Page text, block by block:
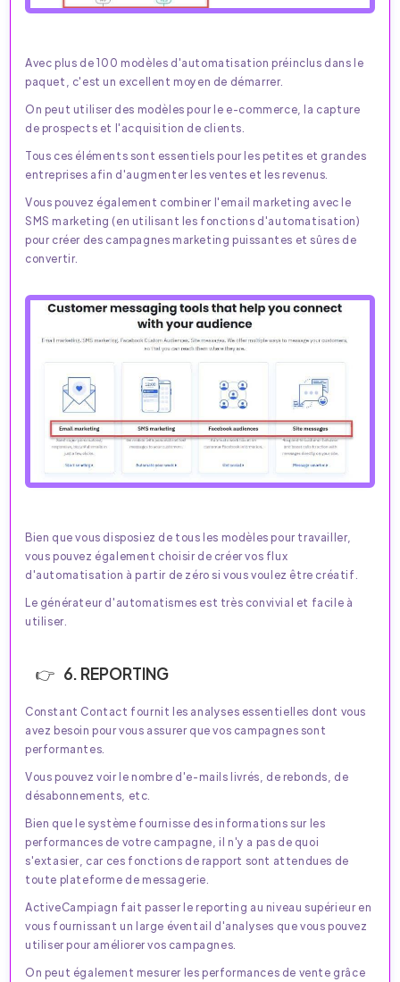
Avec plus de 100 modèles d'automatisation préinclus dans le
paquet, c'est un excellent moyen de démarrer.
On peut utiliser des modèles pour le e-commerce, la capture
de prospects et l'acquisition de clients.
Tous ces éléments sont essentiels pour les petites et grandes
entreprises afin d'augmenter les ventes et les revenus.
Vous pouvez également combiner l'email marketing avec le
SMS marketing (en utilisant les fonctions d'automatisation)
pour créer des campagnes marketing puissantes et sûres de
convertir.
Bien que vous disposiez de tous les modèles pour travailler,
vous pouvez également choisir de créer vos flux
d'automatisation à partir de zéro si vous voulez être créatif.
Le générateur d'automatismes est très convivial et facile à
utiliser.
6. REPORTING
Constant Contact fournit les analyses essentielles dont vous
avez besoin pour vous assurer que vos campagnes sont
performantes.
Vous pouvez voir le nombre d'e-mails livrés, de rebonds, de
désabonnements, etc.
Bien que le système fournisse des informations sur les
performances de votre campagne, il n'y a pas de quoi
s'extasier, car ces fonctions de rapport sont attendues de
toute plateforme de messagerie.
ActiveCampiagn fait passer le reporting au niveau supérieur en
vous fournissant un large éventail d'analyses que vous pouvez
utiliser pour améliorer vos campagnes.
On peut également mesurer les performances de vente grâce